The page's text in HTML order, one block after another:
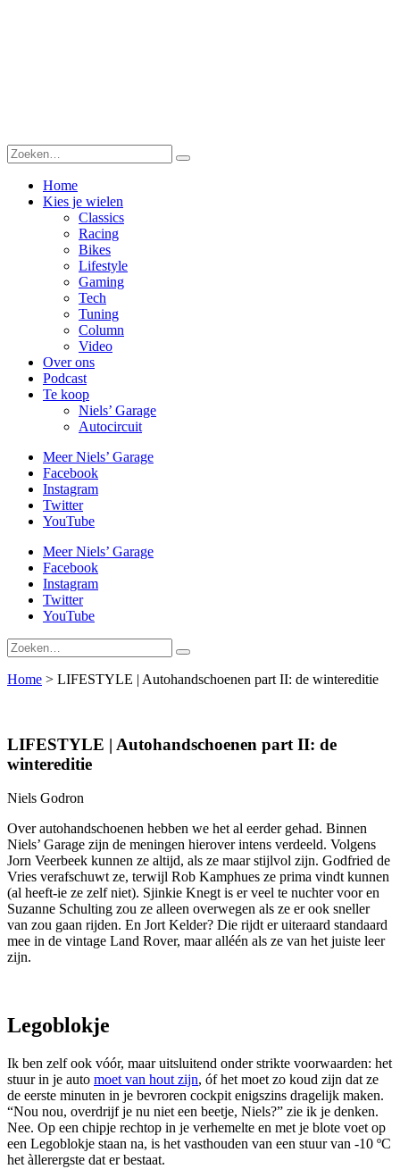
Home
Kies je wielen
Classics
Racing
Bikes
Lifestyle
Gaming
Tech
Tuning
Column
Video
Over ons
Podcast
Te koop
Niels’ Garage
Autocircuit
Meer Niels’ Garage
Facebook
Instagram
Twitter
YouTube
Meer Niels’ Garage
Facebook
Instagram
Twitter
YouTube
Home > LIFESTYLE | Autohandschoenen part II: de wintereditie
LIFESTYLE | Autohandschoenen part II: de
wintereditie
Niels Godron
Over autohandschoenen hebben we het al eerder gehad. Binnen
Niels’ Garage zijn de meningen hierover intens verdeeld. Volgens
Jorn Veerbeek kunnen ze altijd, als ze maar stijlvol zijn. Godfried de
Vries verafschuwt ze, terwijl Rob Kamphues ze prima vindt kunnen
(al heeft-ie ze zelf niet). Sjinkie Knegt is er veel te nuchter voor en
Suzanne Schulting zou ze alleen overwegen als ze er ook sneller
van zou gaan rijden. En Jort Kelder? Die rijdt er uiteraard standaard
mee in de vintage Land Rover, maar alléén als ze van het juiste leer
zijn.
Legoblokje
Ik ben zelf ook vóór, maar uitsluitend onder strikte voorwaarden: het
stuur in je auto moet van hout zijn, óf het moet zo koud zijn dat ze
de eerste minuten in je bevroren cockpit enigszins dragelijk maken.
“Nou nou, overdrijf je nu niet een beetje, Niels?” zie ik je denken.
Nee. Op een chipje rechtop in je verhemelte en met je blote voet op
een Legoblokje staan na, is het vasthouden van een stuur van -10 ºC
het àllerergste dat er bestaat.